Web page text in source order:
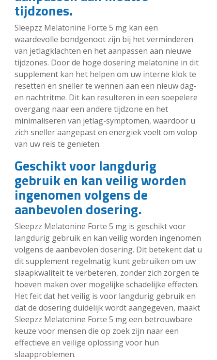
tijdzones.
Sleepzz Melatonine Forte 5 mg kan een
waardevolle bondgenoot zijn bij het verminderen
van jetlagklachten en het aanpassen aan nieuwe
tijdzones. Door de hoge dosering melatonine in dit
supplement kan het helpen om uw interne klok te
resetten en sneller te wennen aan een nieuw dag-
en nachtritme. Dit kan resulteren in een soepelere
overgang naar een andere tijdzone en het
minimaliseren van jetlag-symptomen, waardoor u
zich sneller aangepast en energiek voelt om volop
van uw reis te genieten.
Geschikt voor langdurig
gebruik en kan veilig worden
ingenomen volgens de
aanbevolen dosering.
Sleepzz Melatonine Forte 5 mg is geschikt voor
langdurig gebruik en kan veilig worden ingenomen
volgens de aanbevolen dosering. Dit betekent dat u
dit supplement regelmatig kunt gebruiken om uw
slaapkwaliteit te verbeteren, zonder zich zorgen te
hoeven maken over mogelijke schadelijke effecten.
Het feit dat het veilig is voor langdurig gebruik en
dat de dosering duidelijk wordt aangegeven, maakt
Sleepzz Melatonine Forte 5 mg een betrouwbare
keuze voor mensen die op zoek zijn naar een
effectieve en veilige oplossing voor hun
slaapproblemen.